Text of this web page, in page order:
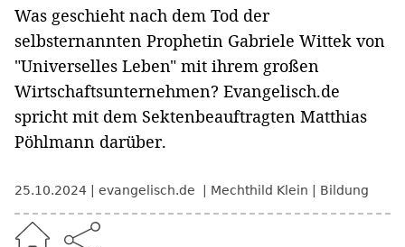
Was geschieht nach dem Tod der
selbsternannten Prophetin Gabriele Wittek von
"Universelles Leben" mit ihrem großen
Wirtschaftsunternehmen? Evangelisch.de
spricht mit dem Sektenbeauftragten Matthias
Pöhlmann darüber.
25.10.2024 evangelisch.de Mechthild Klein Bildung